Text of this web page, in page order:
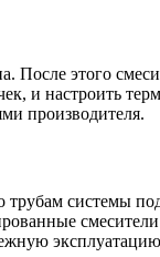
этого
и настроить
производителя.
системы